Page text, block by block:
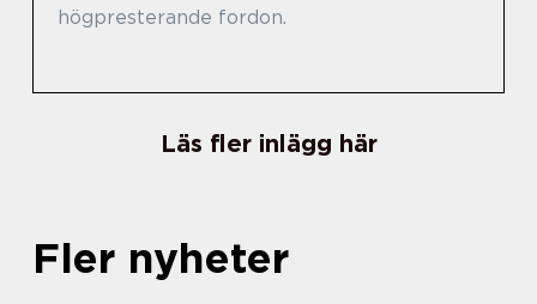
högpresterande fordon.
Läs fler inlägg här
Fler nyheter